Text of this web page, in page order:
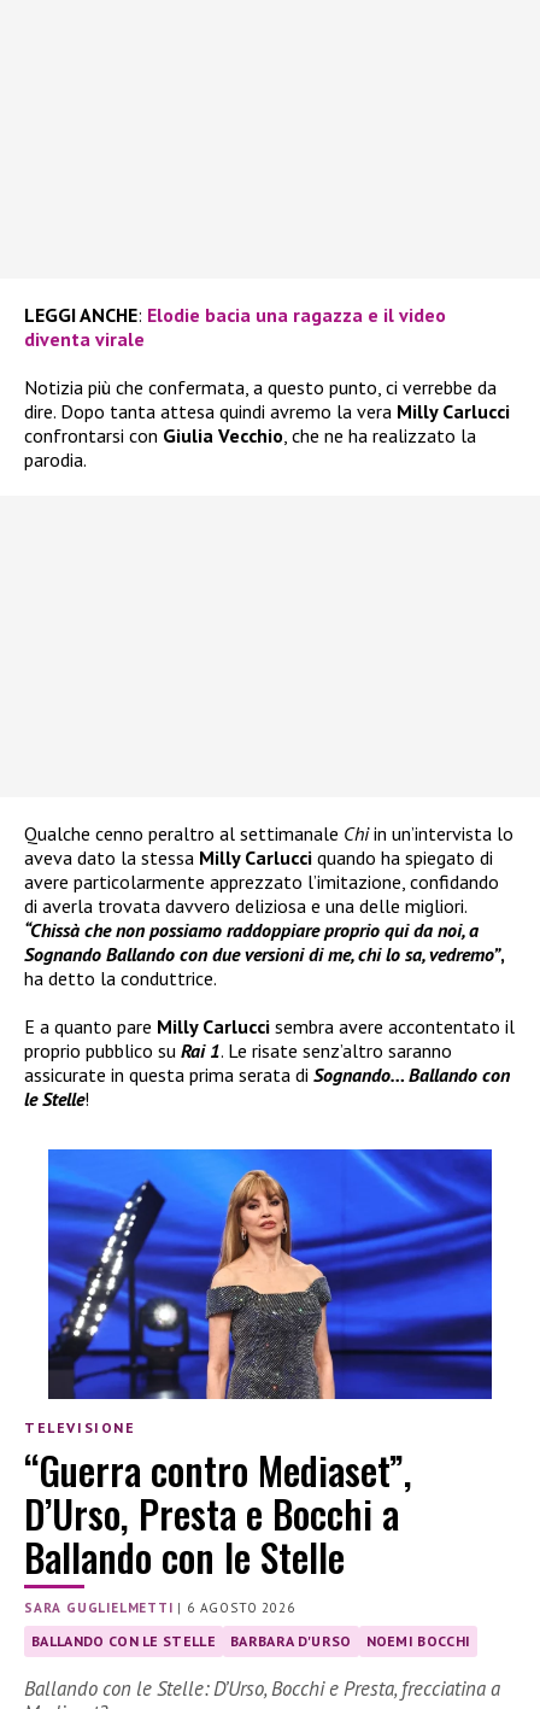
LEGGI ANCHE: Elodie bacia una ragazza e il video
diventa virale
Notizia più che confermata, a questo punto, ci verrebbe da
dire. Dopo tanta attesa quindi avremo la vera Milly Carlucci
confrontarsi con Giulia Vecchio, che ne ha realizzato la
parodia.
Qualche cenno peraltro al settimanale Chiin un’intervista lo
aveva dato la stessa Milly Carlucci quando ha spiegato di
avere particolarmente apprezzato l’imitazione, confidando
di averla trovata davvero deliziosa e una delle migliori.
“Chissà che non possiamo raddoppiare proprio qui da noi, a
Sognando Ballando con due versioni di me, chi lo sa, vedremo”,
ha detto la conduttrice.
E a quanto pare Milly Carlucci sembra avere accontentato il
proprio pubblico su Rai 1. Le risate senz’altro saranno
assicurate in questa prima serata di Sognando… Ballando con
le Stelle!
TELEVISIONE
“Guerra contro Mediaset”,
D’Urso, Presta e Bocchi a
Ballando con le Stelle
SARA GUGLIELMETTI | 6 AGOSTO 2026
BALLANDO CON LE STELLE BARBARA D'URSO NOEMI BOCCHI
Ballando con le Stelle: D’Urso, Bocchi e Presta, frecciatina a